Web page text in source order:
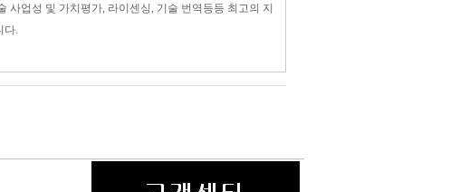
사업성 및 가치평가, 라이센싱, 기술 번역등등 최고의 지
.